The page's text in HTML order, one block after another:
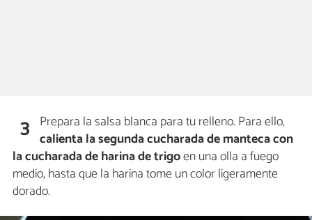
3 Prepara la salsa blanca para tu relleno. Para ello,
calienta la segunda cucharada de manteca con
la cucharada de harina de trigoen una olla a fuego
medio, hasta que la harina tome un color ligeramente
dorado.